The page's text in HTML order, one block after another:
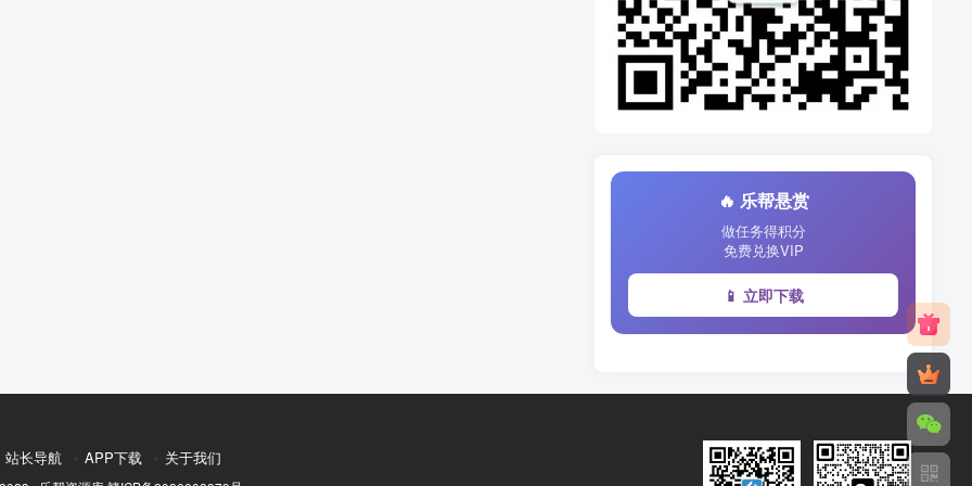
🔥 乐帮悬赏
做任务得积分
免费兑换VIP
📱 立即下载
站长导航 APP下载 关于我们